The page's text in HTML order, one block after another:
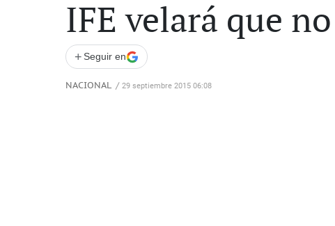
IFE velará que
+ Seguir en
NACIONAL / 29 septiembre 2015 06:08